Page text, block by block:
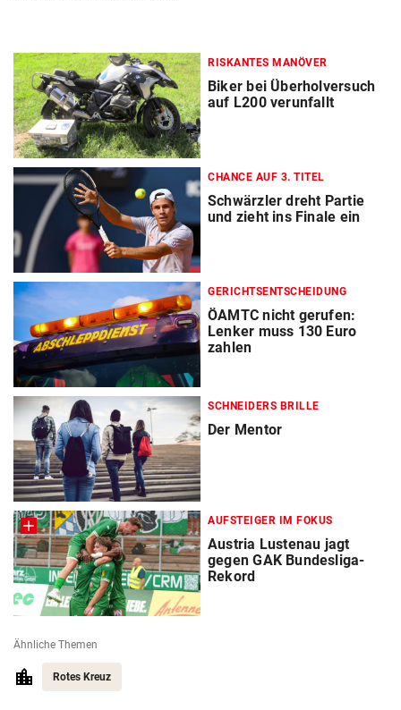
RISKANTES MANÖVER
Biker bei Überholversuch
auf L200 verunfallt
CHANCE AUF 3. TITEL
Schwärzler dreht Partie
und zieht ins Finale ein
GERICHTSENTSCHEIDUNG
ÖAMTC nicht gerufen:
Lenker muss 130 Euro
zahlen
SCHNEIDERS BRILLE
Der Mentor
AUFSTEIGER IM FOKUS
Austria Lustenau jagt
gegen GAK Bundesliga-
Rekord
Ähnliche Themen
Rotes Kreuz